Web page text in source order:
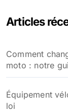
Articles
Comment
moto : notre
Équipement
loi